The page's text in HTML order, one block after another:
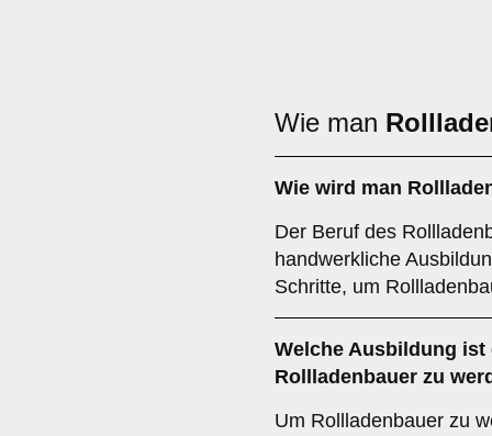
Wie man
Wie wird man
Der Beruf des
handwerkliche
Schritte, um
Welche Ausbildung ist
Rollladenbauer zu
Um Rollladenbauer zu